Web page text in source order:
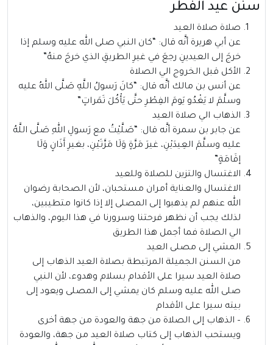
سنن عيد الفطر
صلاة صلاة العيد
عن أبي هريرة أنَّه قال: “كان النبي صلى الله عليه وسلم إذا
خرجَ إلى العيدينِ رجعَ في غيرِ الطريقِ الذي خرجَ منهُ”
الأكل قبل الخروج الي الصلاة
عن أنس بن مالك أنَّه قال: “كانَ رَسولُ اللَّهِ صَلَّى اللهُ عليه
وسلَّمَ لا يَغْدُو يَومَ الفِطْرِ حتَّى يَأْكُلَ تَمَراتٍ”
الذهاب الي صلاة العيد
عن جابر بن سمرة أنَّه قال: “صَلَّيْتُ مع رَسولِ اللهِ صَلَّى اللَّهُ
عليه وسلَّمَ العِيدَيْنِ، غيرَ مَرَّةٍ وَلَا مَرَّتَيْنِ، بغيرِ أَذَانٍ وَلَا
إقَامَةٍ”
الاغتسال والتزين للصلاة وللعيد
الاغتسال والعناية أمران مستحبان، لأن الصحابة رضوان
الله عنهم لم يذهبوا إلى المصلى إلا إذا كانوا متطيبين،
لذلك يجب أن نظهر فرحتنا وسرورنا في هذا اليوم، والذهاب
الي الصلاة فما أجمل هذا الطريق
المشي إلى مصلى العيد
من السنن الجميلة المرتبطة بصلاة العيد الذهاب إلى
صلاة العيد سيرا على الأقدام بسلام وهدوء، لأن النبي
صلى الله عليه وسلم كان يمشي إلى المصلى ويعود إلى
بيته سيرا على الأقدام
– الذهاب إلى الصلاة من جهة والعودة من جهة أخرى
ويستحب الذهاب إلى كتاب صلاة العيد من جهة، والعودة